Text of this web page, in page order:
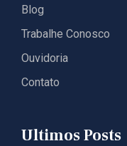
Blog
Trabalhe Conosco
Ouvidoria
Contato
Ultimos Posts